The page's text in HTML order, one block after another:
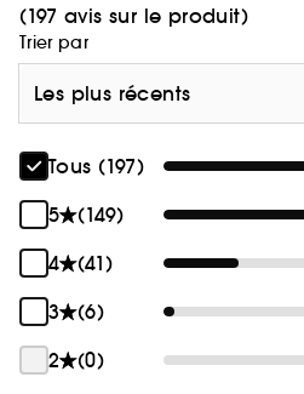
(197 avis sur le produit)
Trier par
Les plus récents
Tous (197)
5
(149)
4
(41)
3
(6)
2
(0)